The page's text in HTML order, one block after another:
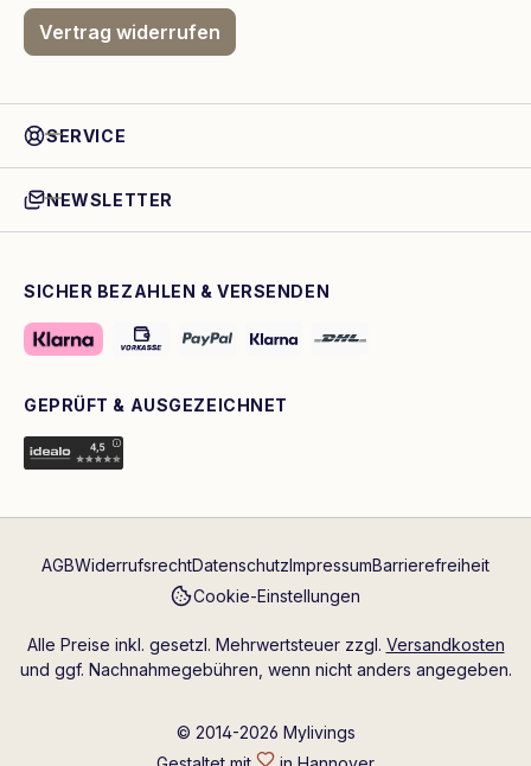
Vertrag widerrufen
SERVICE
NEWSLETTER
SICHER BEZAHLEN & VERSENDEN
GEPRÜFT & AUSGEZEICHNET
AGBWiderrufsrechtDatenschutzImpressumBarrierefreiheit
Cookie-Einstellungen
Alle Preise inkl. gesetzl. Mehrwertsteuer zzgl. Versandkosten
und ggf. Nachnahmegebühren, wenn nicht anders angegeben.
© 2014-2026 Mylivings
Gestaltet mit
in Hannover